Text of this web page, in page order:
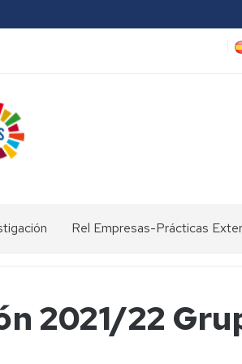
Rel Empresas-Prácticas
y
Prácticas
2021/22